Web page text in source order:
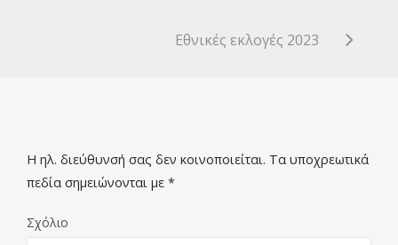
Εθνικές εκλογές 2023
Η ηλ. διεύθυνσή σας δεν κοινοποιείται. Τα υποχρεωτικά
πεδία σημειώνονται με *
Σχόλιο